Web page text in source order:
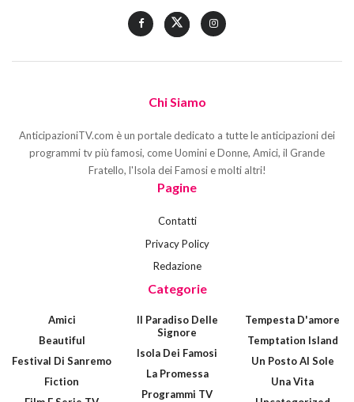
Chi Siamo
AnticipazioniTV.com è un portale dedicato a tutte le anticipazioni dei
programmi tv più famosi, come Uomini e Donne, Amici, il Grande
Fratello, l'Isola dei Famosi e molti altri!
Pagine
Contatti
Privacy Policy
Redazione
Categorie
Amici
Beautiful
Festival Di Sanremo
Fiction
Il Paradiso Delle
Signore
Isola Dei Famosi
La Promessa
Programmi TV
Tempesta D'amore
Temptation Island
Un Posto Al Sole
Una Vita